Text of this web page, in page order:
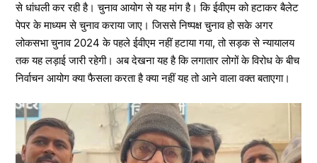
से धांधली कर रही है। चुनाव आयोग से यह मांग है। कि ईवीएम को हटाकर बैलेट
पेपर के माध्यम से चुनाव कराया जाए। जिससे निष्पक्ष चुनाव हो सके अगर
लोकसभा चुनाव 2024 के पहले ईवीएम नहीं हटाया गया, तो सड़क से न्यायालय
तक यह लड़ाई जारी रहेगी। अब देखना यह है कि लगातार लोगों के विरोध के बीच
निर्वाचन आयोग क्या फैसला करता है क्या नहीं यह तो आने वाला वक्त बताएगा।